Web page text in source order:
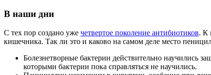
В наши дни
С тех пор создано уже четвертое поколение антибиотиков. К
кишечника. Так ли это и каково на самом деле место
Болезнетворные бактерии действительно научились
которыми бактерии пока справляться не научились.